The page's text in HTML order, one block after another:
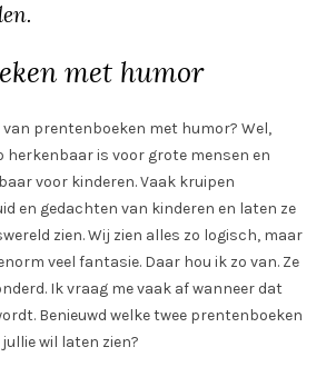
met humor
prentenboeken met humor? Wel,
herkenbaar is voor grote mensen en
voor kinderen. Vaak kruipen
en gedachten van kinderen en laten ze
zien. Wij zien alles zo logisch, maar
veel fantasie. Daar hou ik zo van. Ze
Ik vraag me vaak af wanneer dat
Benieuwd welke twee prentenboeken
wil laten zien?